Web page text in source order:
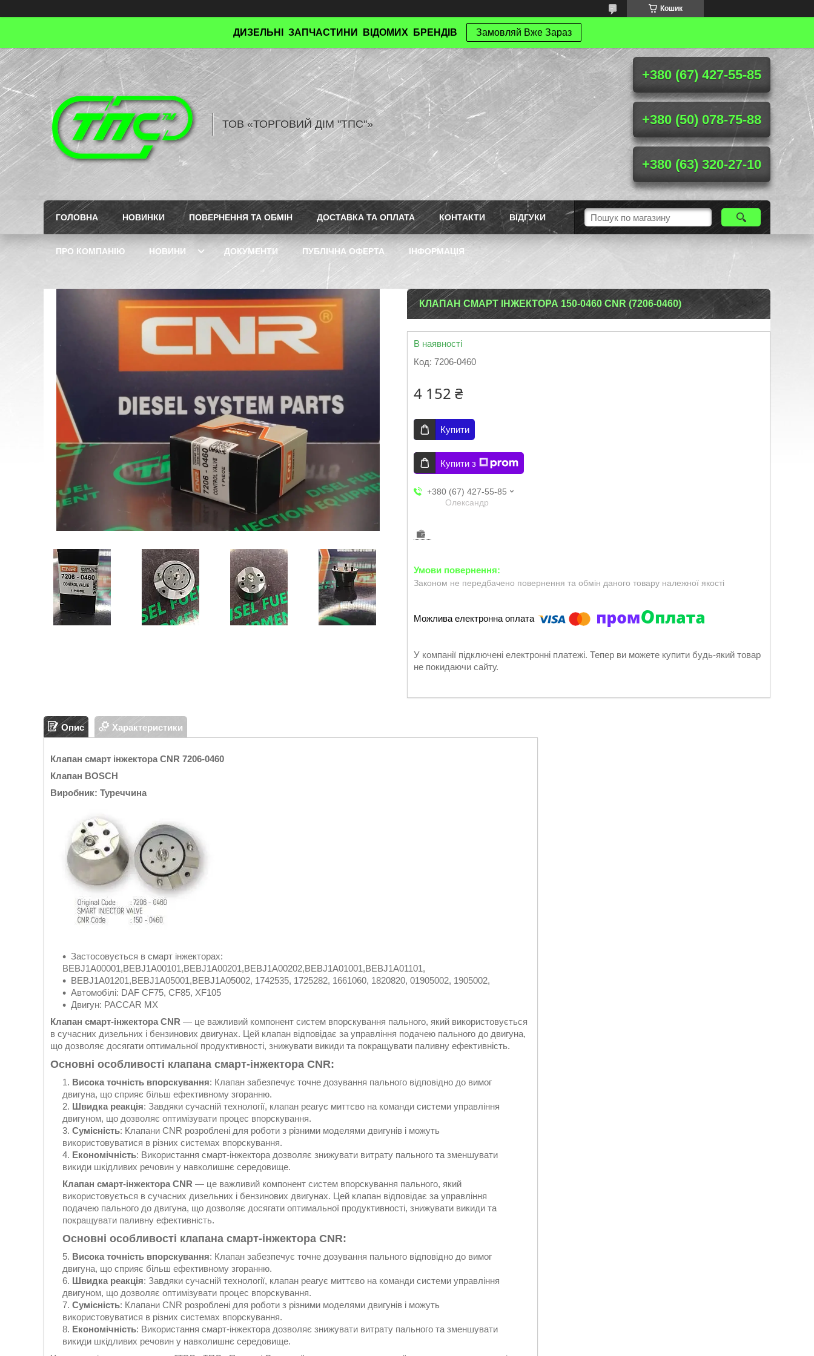
Кошик
ДИЗЕЛЬНІ ЗАПЧАСТИНИ ВІДОМИХ БРЕНДІВ Замовляй Вже Зараз
ТОВ «ТОРГОВИЙ ДІМ "ТПС"»
+380 (67) 427-55-85
+380 (50) 078-75-88
+380 (63) 320-27-10
ГОЛОВНА НОВИНКИ ПОВЕРНЕННЯ ТА ОБМІН ДОСТАВКА ТА ОПЛАТА КОНТАКТИ ВІДГУКИ
ПРО КОМПАНІЮ НОВИНИ ДОКУМЕНТИ ПУБЛІЧНА ОФЕРТА ІНФОРМАЦІЯ
КЛАПАН СМАРТ ІНЖЕКТОРА 150-0460 CNR (7206-0460)
В наявності
Код: 7206-0460
4 152 ₴
Купити
Купити з
+380 (67) 427-55-85
Олександр
Законом не передбачено повернення та обмін даного товару належної якості
У компанії підключені електронні платежі. Тепер ви можете купити будь-який товар
не покидаючи сайту.
Опис Характеристики
Клапан смарт інжектора CNR 7206-0460
Клапан BOSCH
Виробник: Туреччина
Застосовується в смарт інжекторах:
BEBJ1A00001,BEBJ1A00101,BEBJ1A00201,BEBJ1A00202,BEBJ1A01001,BEBJ1A01101,
BEBJ1A01201,BEBJ1A05001,BEBJ1A05002, 1742535, 1725282, 1661060, 1820820, 01905002, 1905002,
Автомобілі: DAF CF75, CF85, XF105
Двигун: PACCAR MX
Клапан смарт-інжектора CNR — це важливий компонент систем впорскування пального, який використовується
в сучасних дизельних і бензинових двигунах. Цей клапан відповідає за управління подачею пального до двигуна,
що дозволяє досягати оптимальної продуктивності, знижувати викиди та покращувати паливну ефективність.
Основні особливості клапана смарт-інжектора CNR:
Висока точність впорскування: Клапан забезпечує точне дозування пального відповідно до вимог
двигуна, що сприяє більш ефективному згоранню.
Швидка реакція: Завдяки сучасній технології, клапан реагує миттєво на команди системи управління
двигуном, що дозволяє оптимізувати процес впорскування.
Сумісність: Клапани CNR розроблені для роботи з різними моделями двигунів і можуть
використовуватися в різних системах впорскування.
Економічність: Використання смарт-інжектора дозволяє знижувати витрату пального та зменшувати
викиди шкідливих речовин у навколишнє середовище.
Клапан смарт-інжектора CNR — це важливий компонент систем впорскування пального, який
використовується в сучасних дизельних і бензинових двигунах. Цей клапан відповідає за управління
подачею пального до двигуна, що дозволяє досягати оптимальної продуктивності, знижувати викиди та
покращувати паливну ефективність.
Основні особливості клапана смарт-інжектора CNR:
Висока точність впорскування: Клапан забезпечує точне дозування пального відповідно до вимог
двигуна, що сприяє більш ефективному згоранню.
Швидка реакція: Завдяки сучасній технології, клапан реагує миттєво на команди системи управління
двигуном, що дозволяє оптимізувати процес впорскування.
Сумісність: Клапани CNR розроблені для роботи з різними моделями двигунів і можуть
використовуватися в різних системах впорскування.
Економічність: Використання смарт-інжектора дозволяє знижувати витрату пального та зменшувати
викиди шкідливих речовин у навколишнє середовище.